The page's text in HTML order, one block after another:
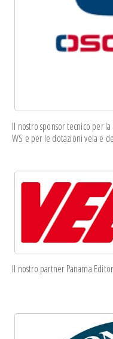
Il nostro sponsor tecnico per
WS e per le dotazioni vela e
Il nostro partner Panama